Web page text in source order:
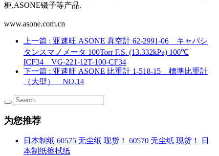
柜,ASONE镊子等产品.
www.asone.com.cn
上一篇 : 亚速旺 ASONE 真空計 62-2991-06 キャパシ
タンスマノメータ 100Torr F.S. (13.332kPa) 100℃
ICF34 VG-221-12T-100-CF34
下一篇 : 亚速旺 ASONE 比重計 1-518-15 標準比重計
（大型） NO.14
为您推荐
日本制纸 60575 无尘纸 现货！ 60570 无尘纸 现货！ 日
本制纸擦拭纸